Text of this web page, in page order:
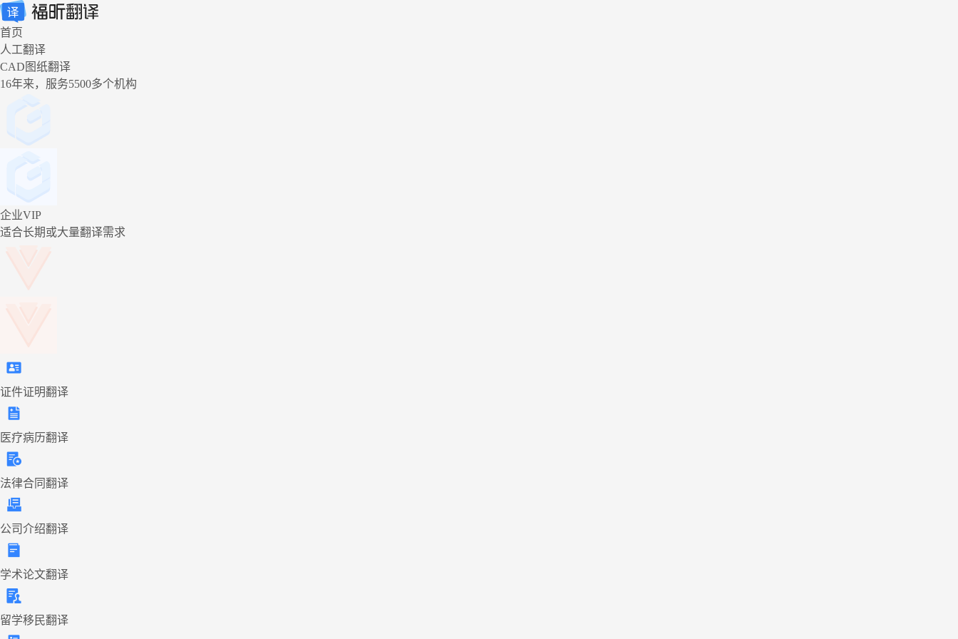
首页
人工翻译
CAD图纸翻译
16年来，服务5500多个机构
企业VIP
适合长期或大量翻译需求
证件证明翻译
医疗病历翻译
法律合同翻译
公司介绍翻译
学术论文翻译
留学移民翻译